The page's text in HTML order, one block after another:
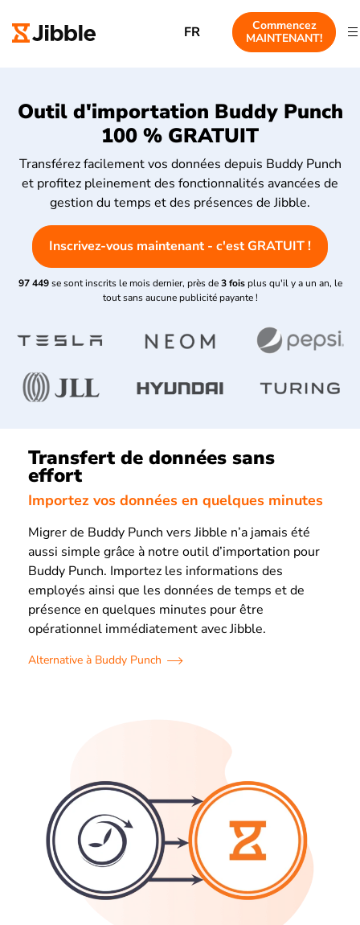
FR
Commencez
MAINTENANT!
Outil d'importation Buddy Punch
100 % GRATUIT
Transférez facilement vos données depuis Buddy Punch
et profitez pleinement des fonctionnalités avancées de
gestion du temps et des présences de Jibble.
Inscrivez-vous maintenant - c'est GRATUIT !
97 449 se sont inscrits le mois dernier, près de 3 fois plus qu'il y a un an, le
tout sans aucune publicité payante !
Transfert de données sans
effort
Importez vos données en quelques minutes
Migrer de Buddy Punch vers Jibble n’a jamais été
aussi simple grâce à notre outil d’importation pour
Buddy Punch. Importez les informations des
employés ainsi que les données de temps et de
présence en quelques minutes pour être
opérationnel immédiatement avec Jibble.
Alternative à Buddy Punch